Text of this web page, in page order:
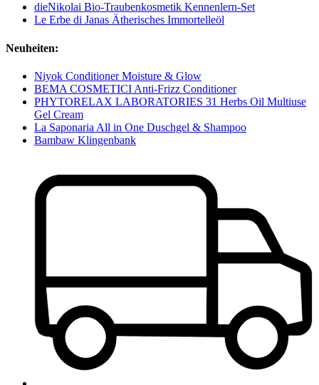
dieNikolai Bio-Traubenkosmetik Kennenlern-Set
Le Erbe di Janas Ätherisches Immortelleöl
Neuheiten:
Niyok Conditioner Moisture & Glow
BEMA COSMETICI Anti-Frizz Conditioner
PHYTORELAX LABORATORIES 31 Herbs Oil Multiuse
Gel Cream
La Saponaria All in One Duschgel & Shampoo
Bambaw Klingenbank